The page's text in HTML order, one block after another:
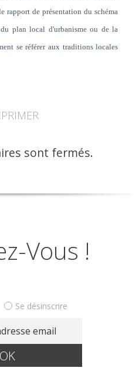
rapport de présentation du schéma
plan local d'urbanisme ou de la
se référer aux traditions locales
sont fermés.
Vous !
Se désinscrire